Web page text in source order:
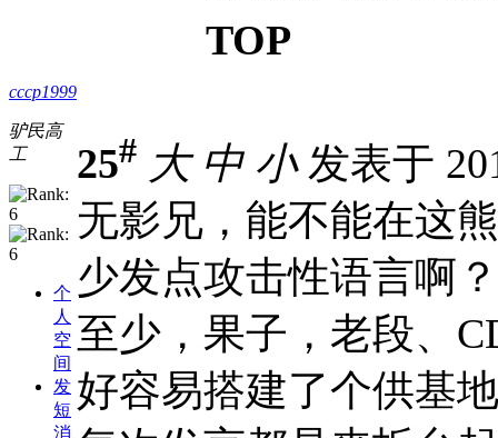
TOP
cccp1999
驴民高
工
个
人
空
间
发
短
消
25# 大 中 小发表于
无影兄，能不能在这
少发点攻击性语言啊？
至少，果子，老段、
好容易搭建了个供基